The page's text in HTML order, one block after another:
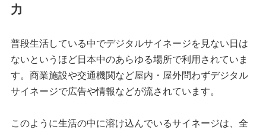
力
普段生活している中でデジタルサイネージを見ない日は
ないというほど日本中のあらゆる場所で利用されていま
す。商業施設や交通機関など屋内・屋外問わずデジタル
サイネージで広告や情報などが流されています。
このように生活の中に溶け込んでいるサイネージは、全